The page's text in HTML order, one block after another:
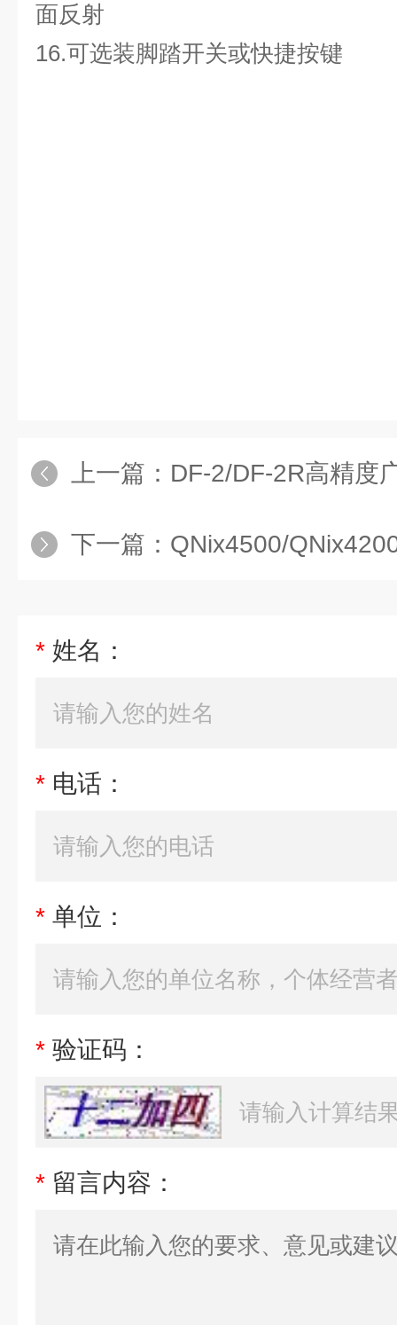
面反射
16.可选装脚踏开关或快捷按键
上一篇： DF-2/DF-2R高精度
下一篇： QNix4500/
* 姓名：
* 电话：
* 单位：
* 验证码：
* 留言内容：